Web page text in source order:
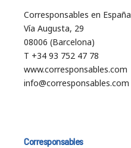
Corresponsables en España
Vía Augusta, 29
08006 (Barcelona)
T +34 93 752 47 78
www.corresponsables.com
info@corresponsables.com
Corresponsables